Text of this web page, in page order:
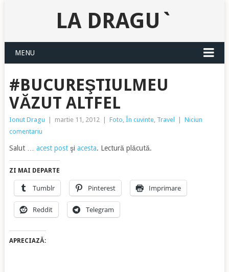
LA DRAGU`
MENU
#BUCUREŞTIULMEU
VĂZUT ALTFEL
Ionut Dragu martie 11, 2012 Foto, În cuvinte, Travel
Niciun
comentariu
Salut … acest postşi acesta. Lectură plăcută.
ZI MAI DEPARTE
Tumblr Pinterest Imprimare
Reddit Telegram
APRECIAZĂ: